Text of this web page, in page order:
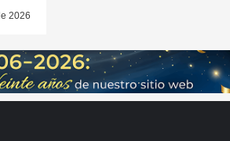
2026